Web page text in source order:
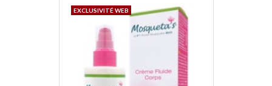
EXCLUSIVITÉ WEB